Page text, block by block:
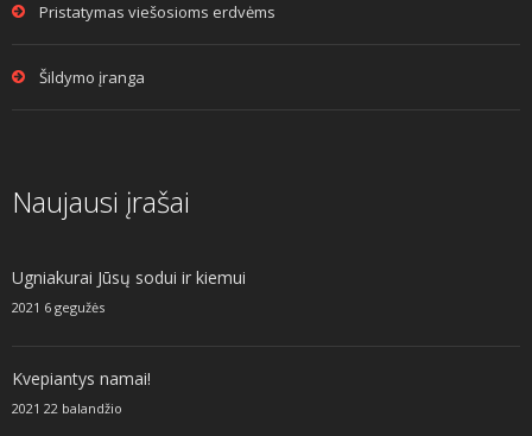
Pristatymas viešosioms erdvėms
Šildymo įranga
Naujausi įrašai
Ugniakurai Jūsų sodui ir kiemui
2021 6 gegužės
Kvepiantys namai!
2021 22 balandžio